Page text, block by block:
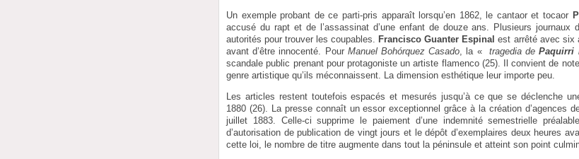
Un exemple probant de ce parti-pris apparaît lorsqu’en 1862, le cantaor et tocaor
accusé du rapt et de l’assassinat d’une enfant de douze ans. Plusieurs
autorités pour trouver les coupables. Francisco Guanter Espinal est arrêté avec six
avant d’être innocenté. Pour Manuel Bohórquez Casado, la « tragedia dePaquirri
scandale public prenant pour protagoniste un artiste flamenco (25). Il convient de
genre artistique qu’ils méconnaissent. La dimension esthétique leur importe peu.
Les articles restent toutefois espacés et mesurés jusqu’à ce que se déclenche
1880 (26). La presse connaît un essor exceptionnel grâce à la création d’agences
juillet 1883. Celle-ci supprime le paiement d’une indemnité semestrielle
d’autorisation de publication de vingt jours et le dépôt d’exemplaires deux heures
cette loi, le nombre de titre augmente dans tout la péninsule et atteint son point